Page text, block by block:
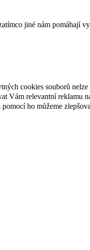
jiné nám pomáhají
cookies souborů
Vám relevantní reklamu
ho můžeme